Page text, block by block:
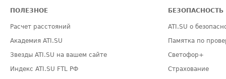
ПОЛЕЗНОЕ
Расчет расстояний
Академия ATI.SU
Звезды ATI.SU на вашем сайте
Индекс ATI.SU FTL РФ
БЕЗОПАСНОСТЬ
ATI.SU о
Памятка по
Светофор+
Страхование